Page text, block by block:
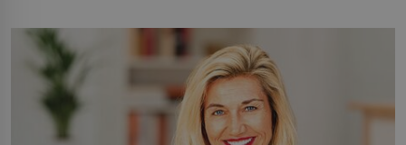
Syn brněnského řezníka chce být knězem a